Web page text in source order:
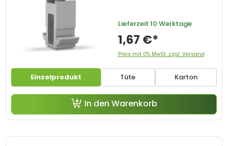
Einzelprodukt Tüte Karton
Lieferzeit 10 Werktage
1,67 €*
Preis mit 0% MwSt. zzgl. Versand
In den Warenkorb